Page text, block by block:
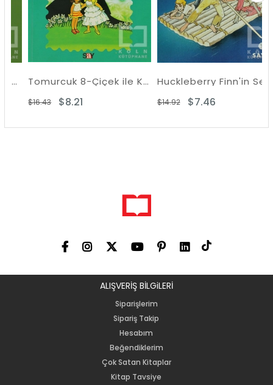
Tomurcuk 8-Çiçek ile Kirlikara
$8.21
$16.43
Huckleberry Finn'in Serüvenleri
$7.46
$14.92
ALIŞVERİŞ BİLGiLERİ
Siparişlerim
Sipariş Takip
Hesabım
Beğendiklerim
Çok Satan Kitaplar
Kitap Tavsiye